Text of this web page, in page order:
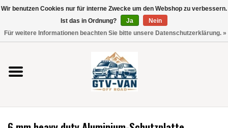
Verwende
die
nach
oben
und
unten,
Vito / V-Klasse 447
Viano /Vito 639
Wir benutzen Cookies nur für interne Zwecke um den Webshop zu verbessern.
Ist das in Ordnung?
Ja
Nein
Für weitere Informationen beachten Sie bitte unsere Datenschutzerklärung. »